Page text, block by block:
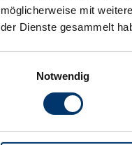
möglicherweise mit
der Dienste gesammelt
Notwendig